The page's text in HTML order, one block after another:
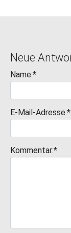
Neue
Name:*
E-Mail-Adresse:*
Kommentar:*